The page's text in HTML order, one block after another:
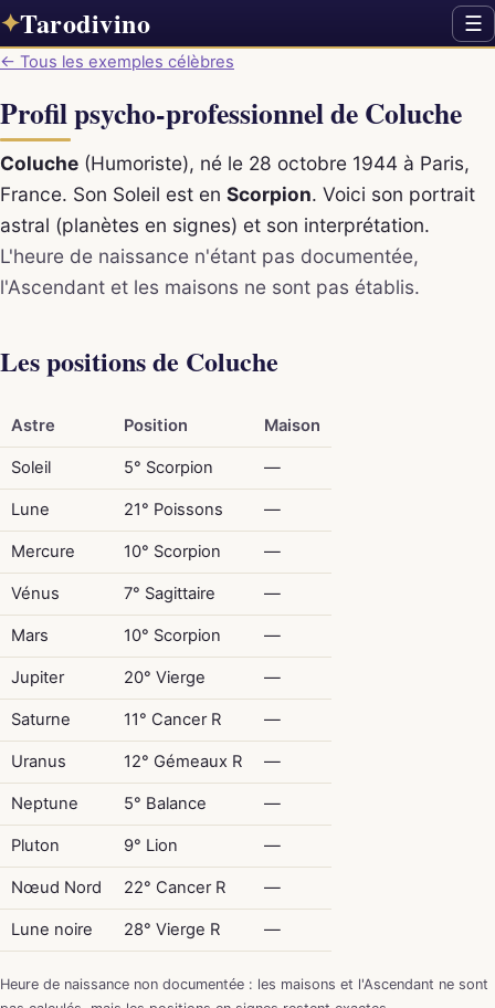
✦Tarodivino ☰
← Tous les exemples célèbres
Profil psycho-professionnel de Coluche
Coluche (Humoriste), né le 28 octobre 1944 à Paris,
France. Son Soleil est en Scorpion. Voici son portrait
astral (planètes en signes) et son interprétation.
L'heure de naissance n'étant pas documentée,
l'Ascendant et les maisons ne sont pas établis.
Les positions de Coluche
Astre Position Maison
Soleil 5° Scorpion —
Lune 21° Poissons —
Mercure 10° Scorpion —
Vénus 7° Sagittaire —
Mars 10° Scorpion —
Jupiter 20° Vierge —
Saturne 11° Cancer R —
Uranus 12° Gémeaux R —
Neptune 5° Balance —
Pluton 9° Lion —
Nœud Nord 22° Cancer R —
Lune noire 28° Vierge R —
Heure de naissance non documentée : les maisons et l'Ascendant ne sont